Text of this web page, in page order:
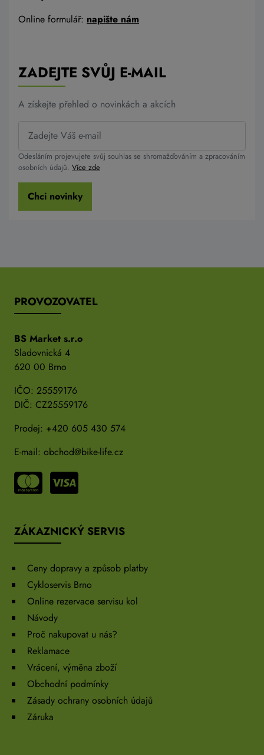
Online formulář: napište nám
ZADEJTE SVŮJ E-MAIL
A získejte přehled o novinkách a akcích
Odesláním projevujete svůj souhlas se shromažďováním a zpracováním
osobních údajů. Více zde
Chci novinky
PROVOZOVATEL
BS Market s.r.o
Sladovnická 4
620 00 Brno
IČO: 25559176
DIČ: CZ25559176
Prodej: +420 605 430 574
E-mail: obchod@bike-life.cz
ZÁKAZNICKÝ SERVIS
Ceny dopravy a způsob platby
Cykloservis Brno
Online rezervace servisu kol
Návody
Proč nakupovat u nás?
Reklamace
Vrácení, výměna zboží
Obchodní podmínky
Zásady ochrany osobních údajů
Záruka